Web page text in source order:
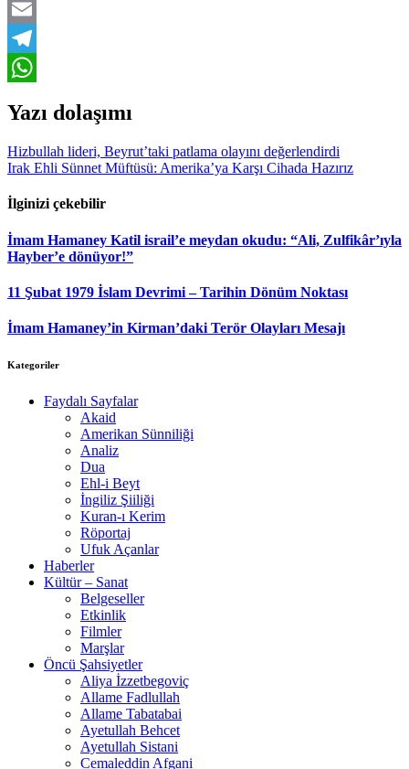
LinkedIn
Email
Telegram
Yazı dolaşımı
Hizbullah lideri, Beyrut’taki patlama olayını değerlendirdi
Irak Ehli Sünnet Müftüsü: Amerika’ya Karşı Cihada Hazırız
İlginizi çekebilir
İmam Hamaney Katil israil’e meydan okudu: “Ali, Zulfikâr’ıyla
Hayber’e dönüyor!”
11 Şubat 1979 İslam Devrimi – Tarihin Dönüm Noktası
İmam Hamaney’in Kirman’daki Terör Olayları Mesajı
Kategoriler
Faydalı Sayfalar
Akaid
Amerikan Sünniliği
Analiz
Dua
Ehl-i Beyt
İngiliz Şiiliği
Kuran-ı Kerim
Röportaj
Ufuk Açanlar
Haberler
Kültür – Sanat
Belgeseller
Etkinlik
Filmler
Marşlar
Öncü Şahsiyetler
Aliya İzzetbegoviç
Allame Fadlullah
Allame Tabatabai
Ayetullah Behcet
Ayetullah Sistani
Cemaleddin Afgani